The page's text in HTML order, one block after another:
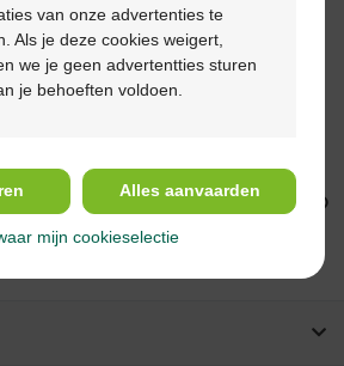
€ 23,99
6m Poeder 800g
van onze advertenties te
Als je deze cookies weigert,
we je geen advertentties sturen
je behoeften voldoen.
Alles aanvaarden
mijn cookieselectie